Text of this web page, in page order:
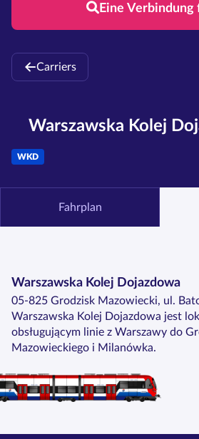
Eine Verbindung
Carriers
Warszawska Kolej
WKD
Fahrplan
Warszawska Kolej Dojazdowa
05-825 Grodzisk Mazowiecki, ul.
Warszawska Kolej Dojazdowa jest
obsługującym linie z Warszawy do
Mazowieckiego i Milanówka.